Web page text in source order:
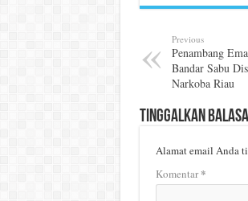
Previous
Penambang
Bandar Sabu
Narkoba Riau
Tinggalkan
Alamat email Anda
Komentar*